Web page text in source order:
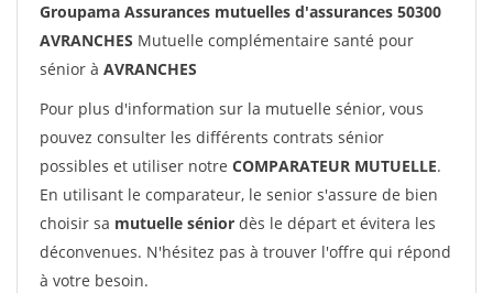
Groupama Assurances mutuelles d'assurances 50300
AVRANCHES Mutuelle complémentaire santé pour
sénior à AVRANCHES
Pour plus d'information sur la mutuelle sénior, vous
pouvez consulter les différents contrats sénior
possibles et utiliser notre COMPARATEUR MUTUELLE.
En utilisant le comparateur, le senior s'assure de bien
choisir sa mutuelle sénior dès le départ et évitera les
déconvenues. N'hésitez pas à trouver l'offre qui répond
à votre besoin.